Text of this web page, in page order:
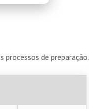
de preparação.